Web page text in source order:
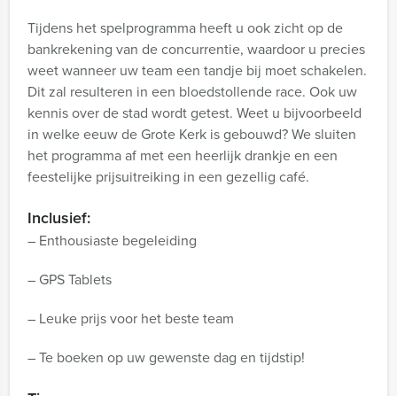
Tijdens het spelprogramma heeft u ook zicht op de
bankrekening van de concurrentie, waardoor u precies
weet wanneer uw team een tandje bij moet schakelen.
Dit zal resulteren in een bloedstollende race. Ook uw
kennis over de stad wordt getest. Weet u bijvoorbeeld
in welke eeuw de Grote Kerk is gebouwd? We sluiten
het programma af met een heerlijk drankje en een
feestelijke prijsuitreiking in een gezellig café.
Inclusief:
– Enthousiaste begeleiding
– GPS Tablets
– Leuke prijs voor het beste team
– Te boeken op uw gewenste dag en tijdstip!